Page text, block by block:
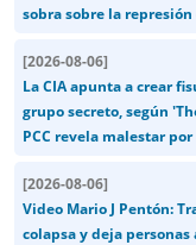
sobra sobre la
[2026-08-06]
La CIA apunta a crear
grupo secreto, según
PCC revela malestar
[2026-08-06]
Video Mario J Pentón:
colapsa y deja personas